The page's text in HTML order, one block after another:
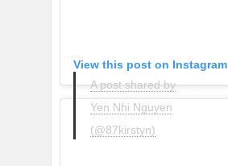
View this post on Instagram
A post shared by
Yen Nhi Nguyen
(@87kirstyn)